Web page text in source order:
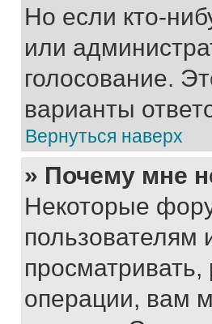
Но если кто-
или
голосование.
варианты
Вернуться наверх
» Почему мне
Некоторые
пользователям
операции, вам